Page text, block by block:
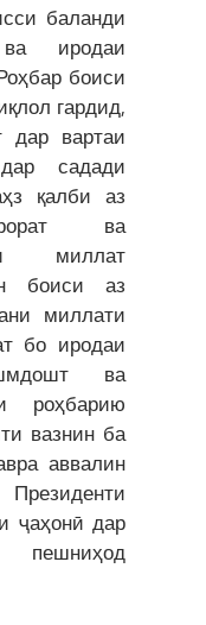
баланди
ва иродаи
боиси
гардид,
вартаи
садади
қалби аз
ва
миллат
боиси аз
миллати
бо иродаи
ва
роҳбарию
вазнин ба
аввалин
ҷаҳонӣ дар
пешниҳод